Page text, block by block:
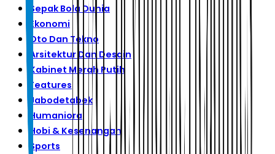
Sepak Bola Dunia
Ekonomi
Oto Dan Tekno
Arsitektur Dan Desain
Kabinet Merah Putih
Features
Jabodetabek
Humaniora
Hobi & Kesenangan
Sports